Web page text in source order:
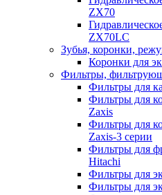
ZX70
ZX70LC
Зубья, коронки,
Коронки для
Фильтры,
Фильтры для
Фильтры для
Zaxis
Фильтры для
Zaxis-3 серии
Фильтры для
Hitachi
Фильтры для
Фильтры для